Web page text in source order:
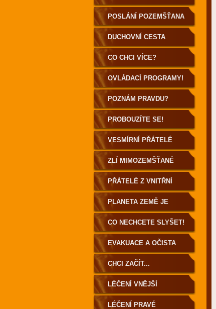
DOMOV
POSLÁNÍ POZEMŠŤANA
DUCHOVNÍ CESTA
POZEMŠŤANA
CO CHCI VÍCE?
OVLÁDACÍ PROGRAMY!
POZNÁM PRAVDU?
PROBOUZÍTE SE!
VESMÍRNÍ PŘÁTELÉ
ZLÍ MIMOZEMŠŤANÉ
PŘÁTELÉ Z VNITŘNÍ
ZEMĚ
PLANETA ZEMĚ JE
DUTÁ!
CO NECHCETE SLYŠET!
EVAKUACE A OČISTA
ZEMĚ
CHCI ZAČÍT...
LÉČENÍ VNĚJŠÍ
LÉČENÍ PRAVÉ